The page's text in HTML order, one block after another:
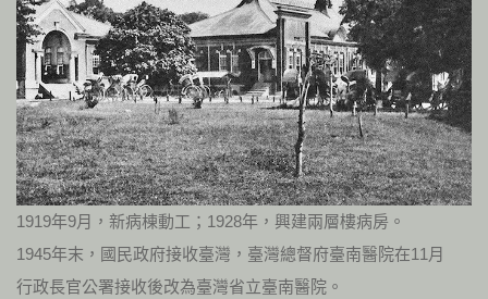
1919年9月，新病棟動工；1928年，興建兩層樓病房。
1945年末，國民政府接收臺灣，臺灣總督府臺南醫院在11月
行政長官公署接收後改為臺灣省立臺南醫院。